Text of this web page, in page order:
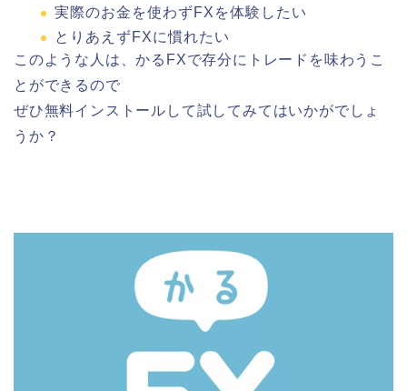
実際のお金を使わずFXを体験したい
とりあえずFXに慣れたい
このような人は、かるFXで存分にトレードを味わうこ
とができるので
ぜひ無料インストールして試してみてはいかがでしょ
うか？